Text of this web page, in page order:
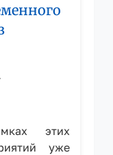
этих
уже